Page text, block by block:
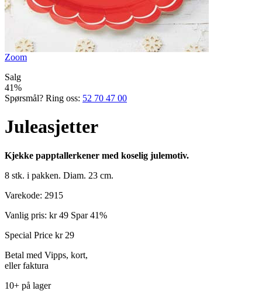
Zoom
Salg
41%
Spørsmål? Ring oss: 52 70 47 00
Juleasjetter
Kjekke papptallerkener med koselig julemotiv.
8 stk. i pakken. Diam. 23 cm.
Varekode: 2915
Vanlig pris: kr 49 Spar 41%
Special Price kr 29
Betal med Vipps, kort,
eller faktura
10+ på lager